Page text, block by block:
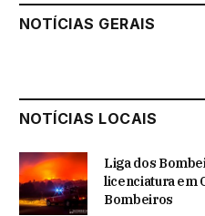
NOTÍCIAS GERAIS
NOTÍCIAS LOCAIS
Liga dos
licenciatura em
Bombeiros